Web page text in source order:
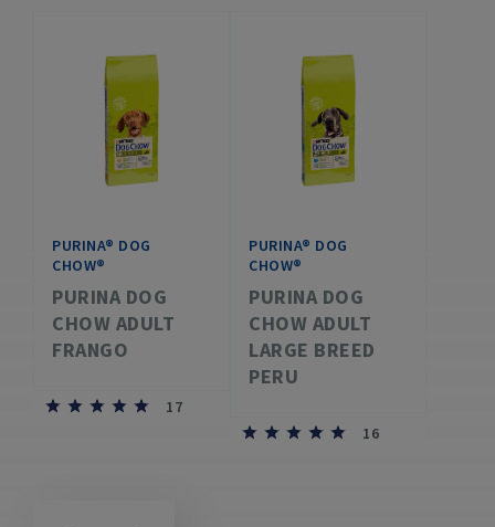
PURINA® DOG
CHOW®
PURINA DOG
CHOW ADULT
FRANGO
17
PURINA® DOG
CHOW®
PURINA DOG
CHOW ADULT
LARGE BREED
PERU
16